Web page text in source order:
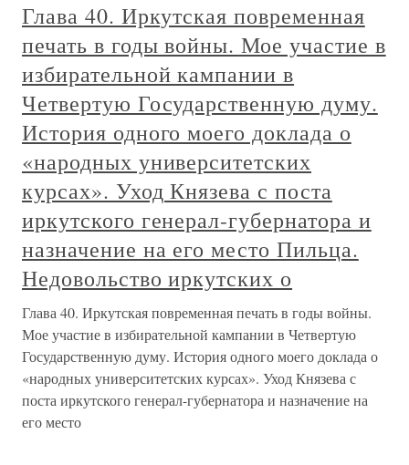
Глава 40. Иркутская повременная
печать в годы войны. Мое участие в
избирательной кампании в
Четвертую Государственную думу.
История одного моего доклада о
«народных университетских
курсах». Уход Князева с поста
иркутского генерал-губернатора и
назначение на его место Пильца.
Недовольство иркутских о
Глава 40. Иркутская повременная печать в годы войны.
Мое участие в избирательной кампании в Четвертую
Государственную думу. История одного моего доклада о
«народных университетских курсах». Уход Князева с
поста иркутского генерал-губернатора и назначение на
его место